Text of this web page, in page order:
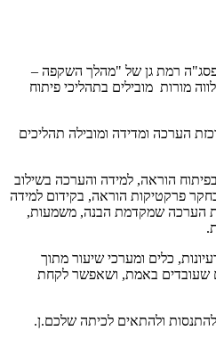
רמת גן של "מהלך השקפה –
מורות מובילים בתהליכי פיתוח
הערכה ומדידה ומובילה תהליכים
הוראה, למידה והערכה בשילוב
בחקר פרקטיקות הוראה, בקידום למידה
הערכה שמקדמת הבנה, משמעות,
כלים ומערכי שיעור מתוך
שעובדים באמת, ושאפשר לקחת
להתנסות ולהתאים לכיתה שלכם.ן.